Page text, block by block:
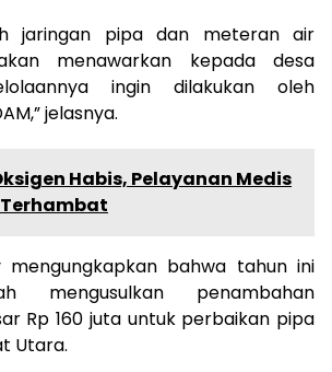
jaringan pipa dan meteran air
menawarkan kepada desa
ingin dilakukan oleh
jelasnya.
Habis, Pelayanan Medis
mengungkapkan bahwa tahun ini
mengusulkan penambahan
Rp 160 juta untuk perbaikan pipa
Utara.